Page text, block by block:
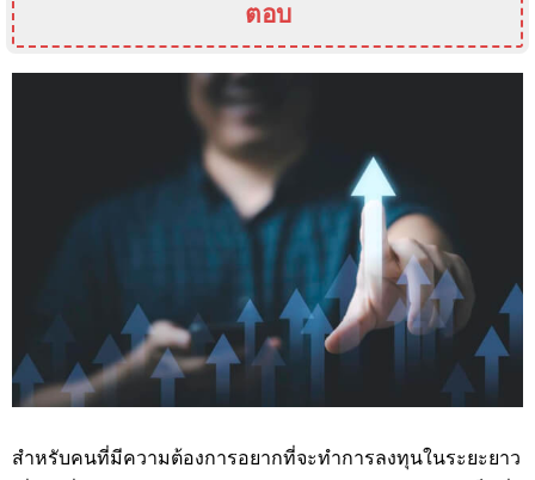
ตอบ
สำหรับคนที่มีความต้องการอยากที่จะทำการลงทุนในระยะยาว